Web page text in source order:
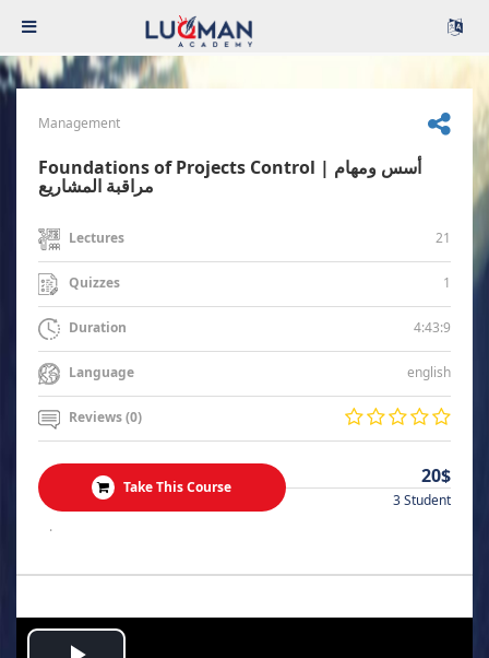
Management
Foundations of Projects Control | أسس ومهام
مراقبة المشاريع
Lectures 21
Quizzes 1
Duration 4:43:9
Language english
Reviews (0)
Take This Course 20$
3 Student
.